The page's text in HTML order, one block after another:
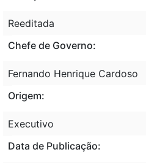
Reeditada
Chefe de Governo:
Fernando Henrique Cardoso
Origem:
Executivo
Data de Publicação: